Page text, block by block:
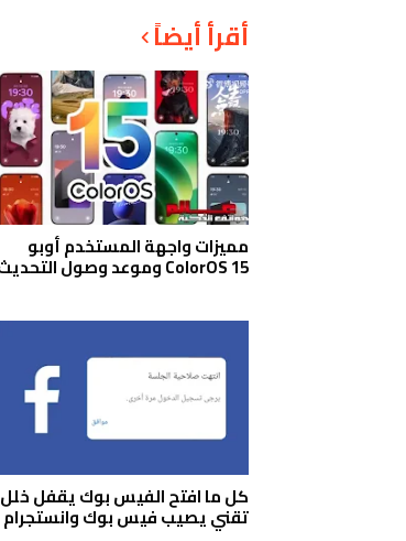
أقرأ أيضاً
مميزات واجهة المستخدم أوبو
ColorOS 15 وموعد وصول التحديث
كل ما افتح الفيس بوك يقفل خلل
تقني يصيب فيس بوك وانستجرام